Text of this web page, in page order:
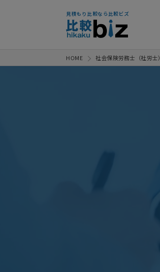
見積もり比較なら比較ビズ
HOME 社会保険労務士（社労士）